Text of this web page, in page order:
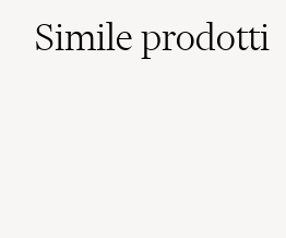
Simileprodotti